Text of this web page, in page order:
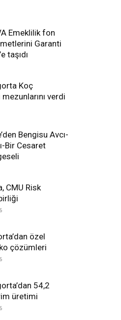
Emeklilik fon
Garanti
taşıdı
Koç
verdi
Bengisu Avcı-
Bir Cesaret
CMU Risk
özel
çözümleri
54,2
üretimi